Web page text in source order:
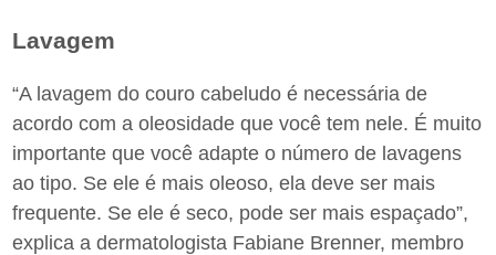
Lavagem
“A lavagem do couro cabeludo é necessária de
acordo com a oleosidade que você tem nele. É muito
importante que você adapte o número de lavagens
ao tipo. Se ele é mais oleoso, ela deve ser mais
frequente. Se ele é seco, pode ser mais espaçado”,
explica a dermatologista Fabiane Brenner, membro